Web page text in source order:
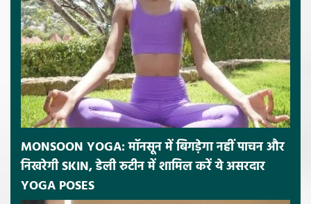
MONSOON YOGA: मॉनसून में बिगड़ेगा नहीं पाचन और
निखरेगी SKIN, डेली रुटीन में शामिल करें ये असरदार
YOGA POSES